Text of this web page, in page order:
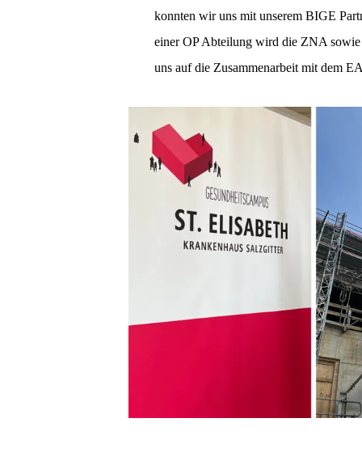
konnten wir uns mit unserem BIGE
einer OP Abteilung wird die ZNA
uns auf die Zusammenarbeit mit dem